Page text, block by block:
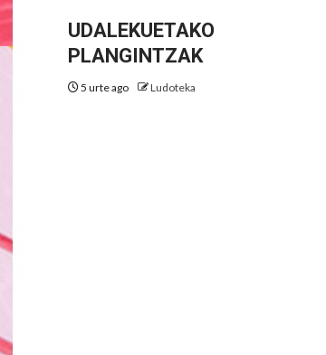
UDALEKUETAKO
PLANGINTZAK
5 urte ago Ludoteka